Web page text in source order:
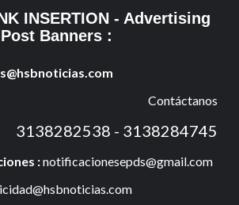
INSERTION - Advertising
Banners :
Contáctanos
3138282538 - 3138284745
:notificacionesepds@gmail.com